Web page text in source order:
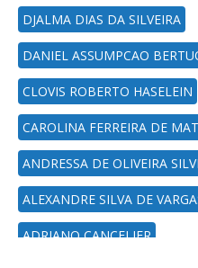
DJALMA DIAS DA SILVEIRA
DANIEL ASSUMPCAO
CLOVIS ROBERTO HASELEIN
CAROLINA FERREIRA DE
ANDRESSA DE OLIVEIRA
ALEXANDRE SILVA DE
ADRIANO CANCELIER